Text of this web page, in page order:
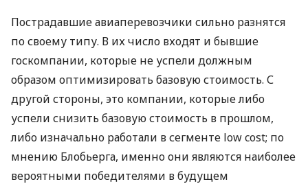
Пострадавшие авиаперевозчики сильно разнятся
по своему типу. В их число входят и бывшие
госкомпании, которые не успели должным
образом оптимизировать базовую стоимость. С
другой стороны, это компании, которые либо
успели снизить базовую стоимость в прошлом,
либо изначально работали в сегменте low cost; по
мнению Блобьерга, именно они являются наиболее
вероятными победителями в будущем